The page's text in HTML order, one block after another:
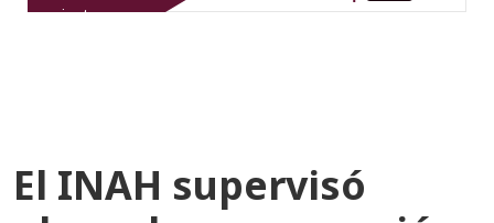
recientes
El INAH supervisó